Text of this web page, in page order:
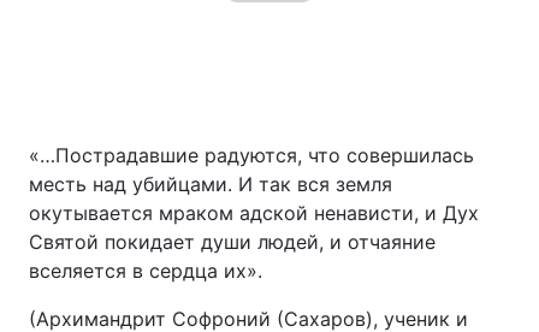
«…Пострадавшие радуются, что совершилась
месть над убийцами. И так вся земля
окутывается мраком адской ненависти, и Дух
Святой покидает души людей, и отчаяние
вселяется в сердца их».
(Архимандрит Софроний (Сахаров), ученик и